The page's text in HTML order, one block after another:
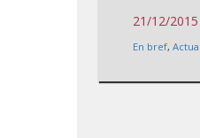
21/12/
En bref,